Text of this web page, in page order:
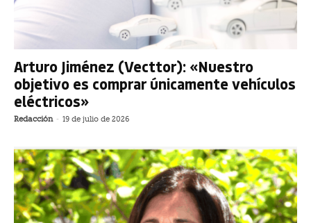
Arturo Jiménez (Vecttor): «Nuestro
objetivo es comprar únicamente vehículos
eléctricos»
Redacción - 19 de julio de 2026